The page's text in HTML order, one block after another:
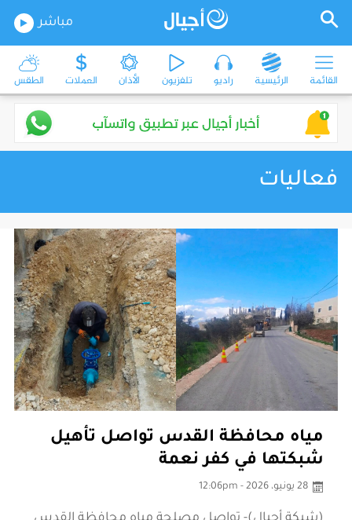
مباشر
القائمة الرئيسية راديو تلفزيون الأذان العملات الطقس
فعاليات
مياه محافظة القدس تواصل تأهيل
شبكتها في كفر نعمة
28 يونيو، 2026 - 12:06pm